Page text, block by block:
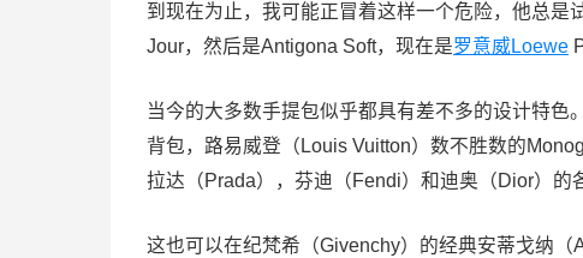
到现在为止，我可能正冒着这样一个危险，他总
Jour，然后是Antigona Soft，现在是罗意威Loewe
当今的大多数手提包似乎都具有差不多的设计特色
背包，路易威登（Louis Vuitton）数不胜数的
拉达（Prada），芬迪（Fendi）和迪奥（Dior）的
这也可以在纪梵希（Givenchy）的经典安蒂戈纳